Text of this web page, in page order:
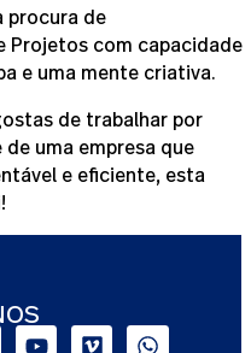
procura de
Projetos com capacidade
e uma mente criativa.
de trabalhar por
uma empresa que
e eficiente, esta